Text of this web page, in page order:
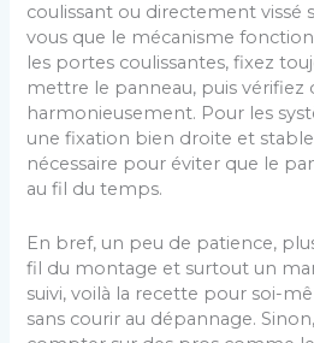
coulissant ou directement vissé
vous que le mécanisme
les portes coulissantes, fixez
mettre le panneau, puis vérifiez
harmonieusement. Pour les
une fixation bien droite et
nécessaire pour éviter que le
au fil du temps.
En bref, un peu de patience,
fil du montage et surtout un
suivi, voilà la recette pour soi-
sans courir au dépannage.